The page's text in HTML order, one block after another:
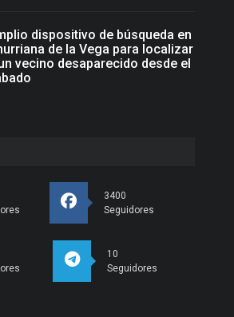
dispositivo de búsqueda en
de la Vega para localizar
vecino desaparecido desde el
3400
Seguidores
10
Seguidores